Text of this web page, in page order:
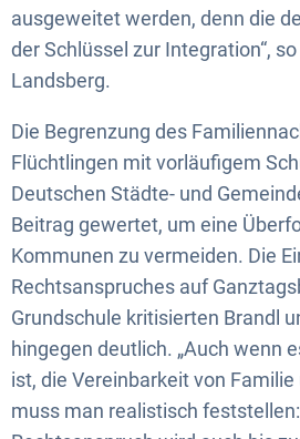
ausgeweitet werden, denn die
der Schlüssel zur Integration“,
Landsberg.
Die Begrenzung des
Flüchtlingen mit vorläufigem
Deutschen Städte- und
Beitrag gewertet, um eine
Kommunen zu vermeiden. Die
Rechtsanspruches auf
Grundschule kritisierten Brandl
hingegen deutlich. „Auch wenn
ist, die Vereinbarkeit von
muss man realistisch